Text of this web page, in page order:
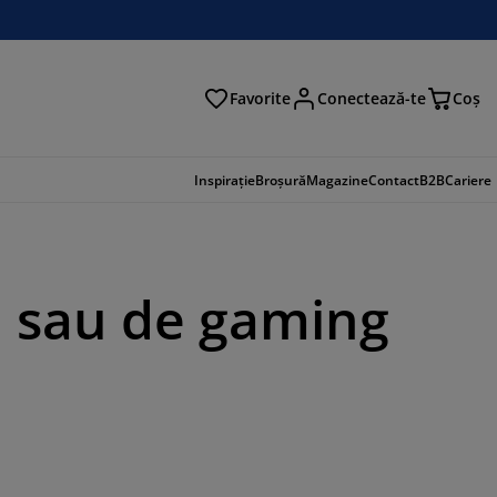
Favorite Conectează-te Coş
InspirațieBroșurăMagazineContactB2BCariere
de gaming